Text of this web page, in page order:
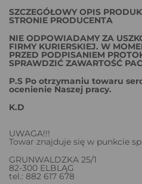
SZCZEGÓŁOWY OPIS
STRONIE PRODUCENTA
NIE ODPOWIADAMY ZA
FIRMY KURIERSKIEJ. W
PRZED PODPISANIEM
SPRAWDZIĆ ZAWARTOŚĆ
P.S Po otrzymaniu towaru
ocenienie Naszej pracy.
K.D
UWAGA!!!
Towar znajduje się w punkcie
GRUNWALDZKA 25/1
82-300 ELBLĄG
tel.: 882 617 678